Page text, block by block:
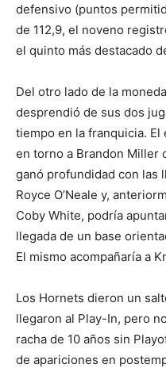
defensivo (puntos
de 112,9, el noveno
el quinto más destacado
Del otro lado de la
desprendió de sus dos
tiempo en la franquicia. El
en torno a Brandon Miller
ganó profundidad con las
Royce O’Neale y,
Coby White, podría
llegada de un base
El mismo acompañaría a
Los Hornets dieron un
llegaron al Play-In, pero
racha de 10 años sin
de apariciones en